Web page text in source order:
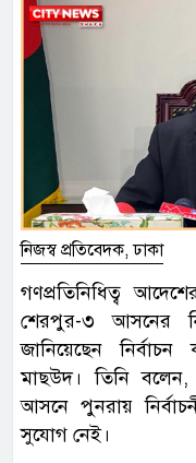
নিজস্ব প্রতিবেদক, ঢাকা
গণপ্রতিনিধিত্ব
শেরপুর-৩ আসনের
জানিয়েছেন
মাছউদ। তিনি
আসনে পুনরায়
সুযোগ নেই।